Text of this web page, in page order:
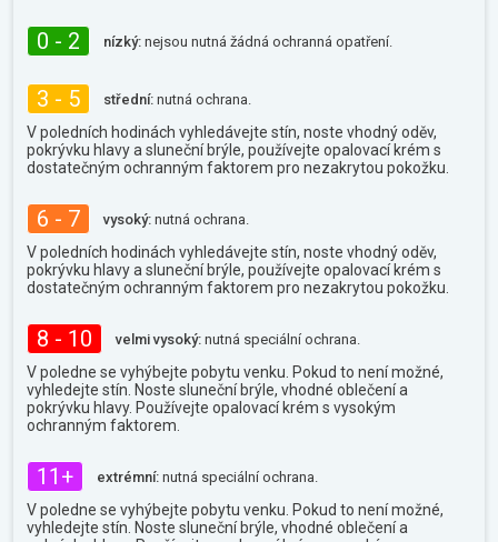
0 - 2 nízký: nejsou nutná žádná ochranná opatření.
3 - 5 střední: nutná ochrana.
V poledních hodinách vyhledávejte stín, noste vhodný oděv,
pokrývku hlavy a sluneční brýle, používejte opalovací krém s
dostatečným ochranným faktorem pro nezakrytou pokožku.
6 - 7 vysoký: nutná ochrana.
V poledních hodinách vyhledávejte stín, noste vhodný oděv,
pokrývku hlavy a sluneční brýle, používejte opalovací krém s
dostatečným ochranným faktorem pro nezakrytou pokožku.
8 - 10 velmi vysoký: nutná speciální ochrana.
V poledne se vyhýbejte pobytu venku. Pokud to není možné,
vyhledejte stín. Noste sluneční brýle, vhodné oblečení a
pokrývku hlavy. Používejte opalovací krém s vysokým
ochranným faktorem.
11+ extrémní: nutná speciální ochrana.
V poledne se vyhýbejte pobytu venku. Pokud to není možné,
vyhledejte stín. Noste sluneční brýle, vhodné oblečení a